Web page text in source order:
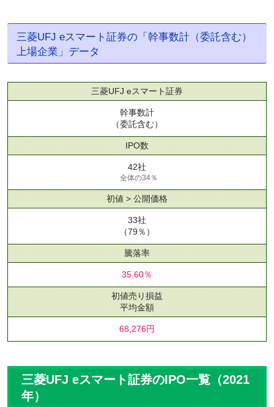
三菱UFJ eスマート証券の「幹事数計（委託含む）
上場企業」データ
三菱UFJ eスマート証券
幹事数計
（委託含む）
IPO数
42社
全体の34％
初値 > 公開価格
33社
（79％）
騰落率
35.60％
初値売り損益
平均金額
68,276円
三菱UFJ eスマート証券のIPO一覧（2021
年）